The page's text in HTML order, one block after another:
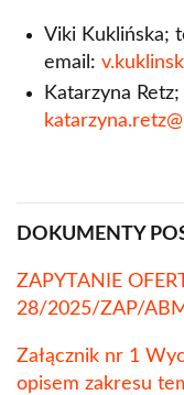
Viki Kuklińska;
email:
Katarzyna
DOKUMENTY
ZAPYTANIE
28/2025/ZAP/
Załącznik nr 1
opisem zakresu